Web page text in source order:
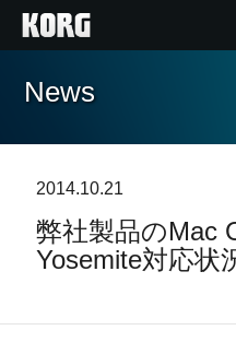
Home
Import Products
News
2014.10.21
弊社製品のMac
Yosemite対応状